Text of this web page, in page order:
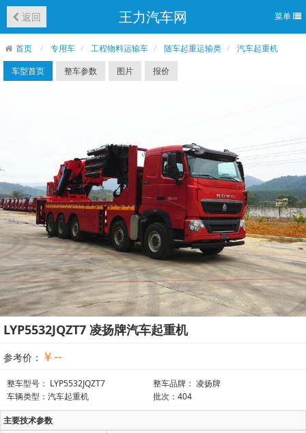
返回 王力汽车网 菜单
首页 专用车 工程物料运输车 随车起重运输类
汽车起重机
车型首页
整车参数 图片 报价
LYP5532JQZT7 凌扬牌汽车起重机
参考价： ￥--
整车型号： LYP5532JQZT7
整车品牌： 凌扬牌
车辆类型：汽车起重机
批次：404
主要技术参数